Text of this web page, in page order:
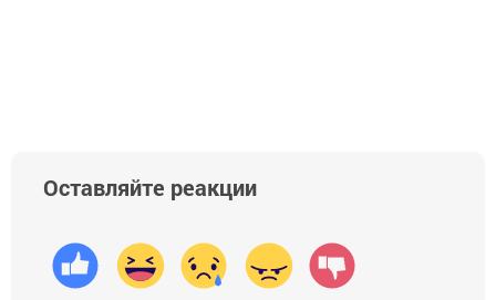
Оставляйте реакции